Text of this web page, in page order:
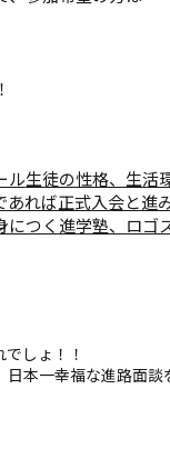
ル生徒の性格、生活
れば正式入会と進
つく進学塾、ロ
しょ！！
日本一幸福な進路面